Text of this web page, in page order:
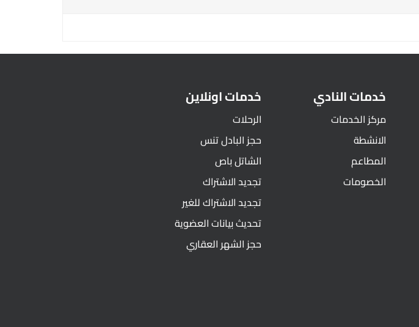
خدمات النادي
مركز الخدمات
الانشطة
المطاعم
الخصومات
خدمات اونلاين
الرحلات
حجز البادل تنس
الشاتل باص
تجديد الاشتراك
تجديد الاشتراك للغير
تحديث بيانات العضوية
حجز الشهر العقاري